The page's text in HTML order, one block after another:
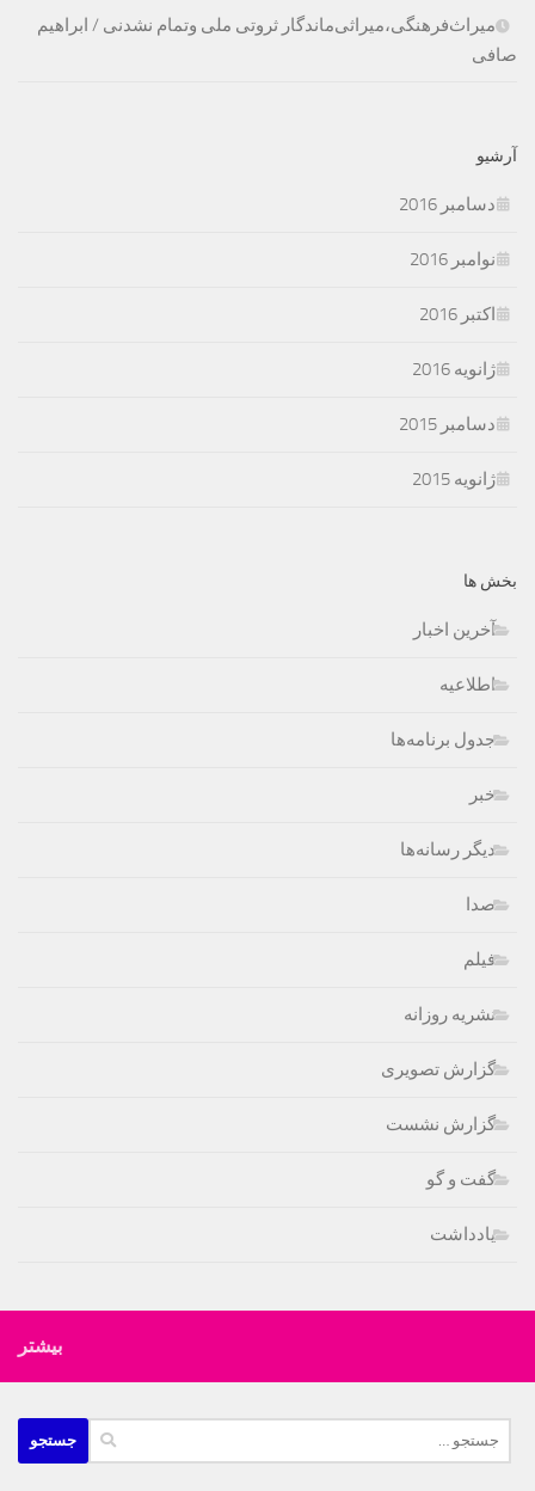
میراث‌فرهنگی،‌میراثی‌ماندگار ثروتی ملی وتمام نشدنی / ابراهیم
صافی
آرشیو
دسامبر 2016
نوامبر 2016
اکتبر 2016
ژانویه 2016
دسامبر 2015
ژانویه 2015
بخش ها
آخرین اخبار
اطلاعیه
جدول برنامه‌ها
خبر
دیگر رسانه‌ها
صدا
فیلم
نشریه روزانه
گزارش تصویری
گزارش نشست
گفت و گو
یادداشت
بیشتر
برای: